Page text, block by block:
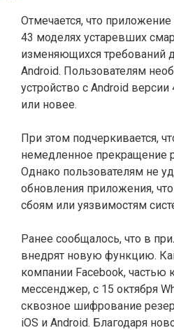
Отмечается, что приложение
43 моделях устаревших
изменяющихся требований
Android. Пользователям
устройство с Android версии
или новее.
При этом подчеркивается,
немедленное прекращение
Однако пользователям не
обновления приложения,
сбоям или уязвимостям
Ранее сообщалось, что в
внедрят новую функцию.
компании Facebook, частью
мессенджер, с 15 октября
сквозное шифрование
iOS и Android. Благодаря